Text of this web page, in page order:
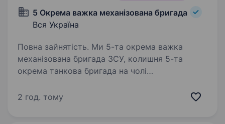
5 Окрема важка механізована бригада
Вся Україна
Повна зайнятість. Ми 5-та окрема важка
механізована бригада ЗСУ, колишня 5-та
окрема танкова бригада на чолі
в битві за Бахмут, коли його підрозділ
2 год. тому